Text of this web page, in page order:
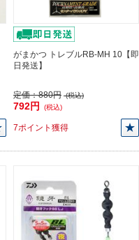
がまかつ トレブルRB-MH 10【即
日発送】
定価：880円 (税込)
792円 (税込)
7ポイント獲得